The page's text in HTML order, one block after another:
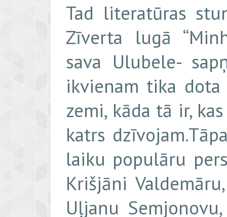
Tad literatūras
Zīverta lugā
sava Ulubele-
ikvienam tika
zemi, kāda tā ir,
katrs
laiku populāru
Krišjāni
Uļjanu